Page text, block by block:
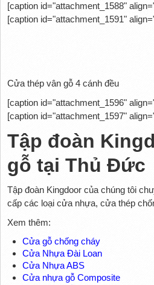
[caption id="attachment_1588"
[caption id="attachment_1591"
Cửa thép vân gỗ 4 cánh đều
[caption id="attachment_1596"
[caption id="attachment_1597"
Tập đoàn
gỗ tại Thủ Đức
Tập đoàn Kingdoor của chúng tôi
cấp các loại cửa nhựa, cửa thép
Xem thêm:
Cửa gỗ chống cháy
Cửa Nhựa Đài Loan
Cửa Nhựa ABS
Cửa nhựa gỗ Composite